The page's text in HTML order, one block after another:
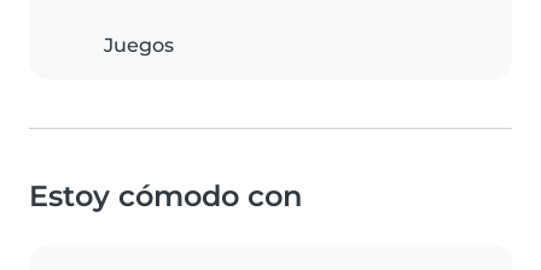
Juegos
Estoy cómodo con